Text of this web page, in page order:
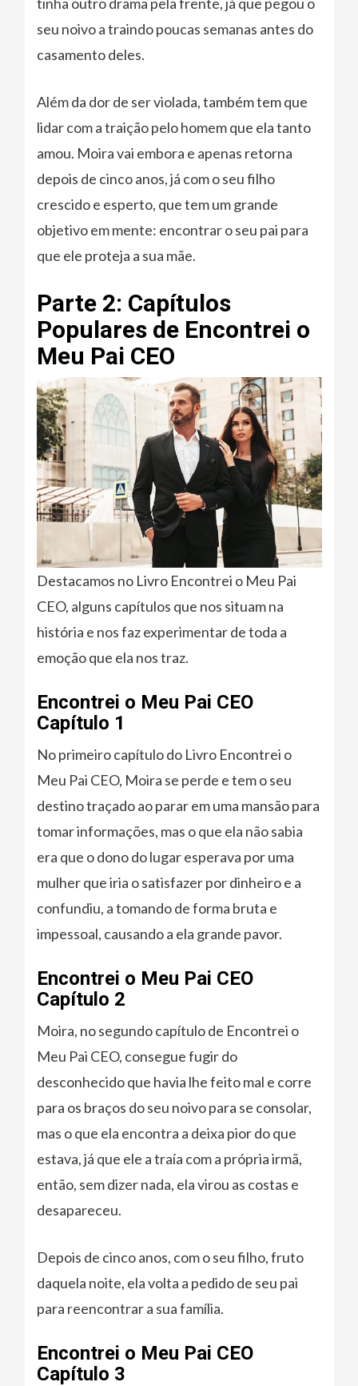
seu noivo a traindo poucas semanas antes do
casamento deles.
Além da dor de ser violada, também tem que
lidar com a traição pelo homem que ela tanto
amou. Moira vai embora e apenas retorna
depois de cinco anos, já com o seu filho
crescido e esperto, que tem um grande
objetivo em mente: encontrar o seu pai para
que ele proteja a sua mãe.
Parte 2: Capítulos
Populares de Encontrei o
Meu Pai CEO
Destacamos no Livro Encontrei o Meu Pai
CEO, alguns capítulos que nos situam na
história e nos faz experimentar de toda a
emoção que ela nos traz.
Encontrei o Meu Pai CEO
Capítulo 1
No primeiro capítulo do Livro Encontrei o
Meu Pai CEO, Moira se perde e tem o seu
destino traçado ao parar em uma mansão para
tomar informações, mas o que ela não sabia
era que o dono do lugar esperava por uma
mulher que iria o satisfazer por dinheiro e a
confundiu, a tomando de forma bruta e
impessoal, causando a ela grande pavor.
Encontrei o Meu Pai CEO
Capítulo 2
Moira, no segundo capítulo de Encontrei o
Meu Pai CEO, consegue fugir do
desconhecido que havia lhe feito mal e corre
para os braços do seu noivo para se consolar,
mas o que ela encontra a deixa pior do que
estava, já que ele a traía com a própria irmã,
então, sem dizer nada, ela virou as costas e
desapareceu.
Depois de cinco anos, com o seu filho, fruto
daquela noite, ela volta a pedido de seu pai
para reencontrar a sua família.
Encontrei o Meu Pai CEO
Capítulo 3